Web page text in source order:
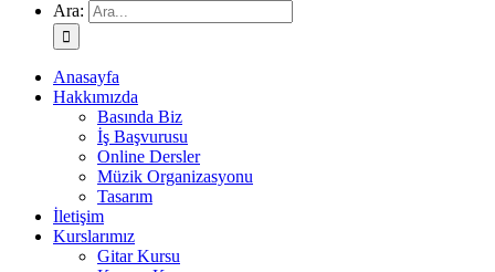
Ara:
Anasayfa
Hakkımızda
Basında Biz
İş Başvurusu
Online Dersler
Müzik Organizasyonu
Tasarım
İletişim
Kurslarımız
Gitar Kursu